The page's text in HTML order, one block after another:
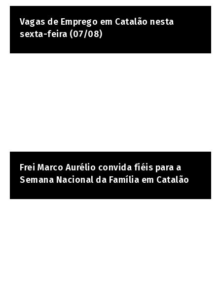
Vagas de Emprego em Catalão nesta
sexta-feira (07/08)
Frei Marco Aurélio convida fiéis para a
Semana Nacional da Família em Catalão